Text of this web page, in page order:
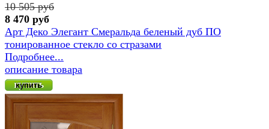
10 505 руб
8 470 руб
Арт Деко Элегант Смеральда беленый дуб ПО
тонированное стекло сo стразами
Подробнее...
описание товара